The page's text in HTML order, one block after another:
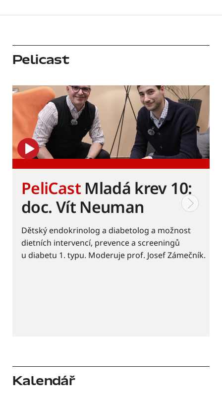
Pelicast
PeliCastMladá krev 10:
doc. Vít Neuman
Dětský endokrinolog a diabetolog a možnost
dietních intervencí, prevence a screeningů
u diabetu 1. typu. Moderuje prof. Josef Zámečník.
Kalendář